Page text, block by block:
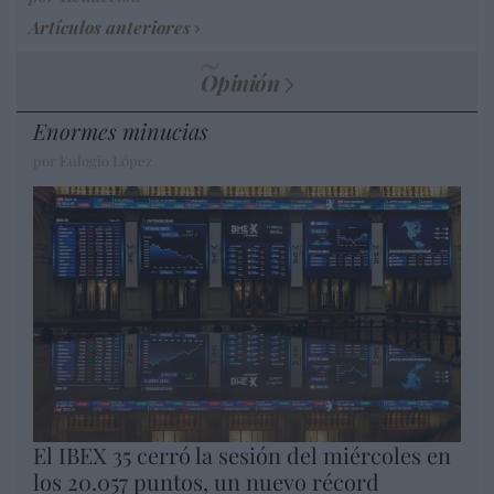
Artículos anteriores
Opinión
Enormes minucias
El IBEX 35 cerró la sesión del miércoles en
los 20.057 puntos, un nuevo récord